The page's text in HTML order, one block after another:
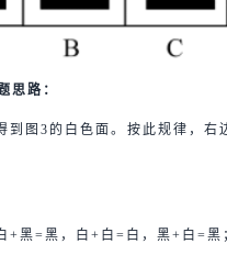
思路：
到图3的白色面。按此规律，右
+黑=黑，白+白=白，黑+白=黑